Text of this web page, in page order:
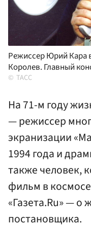
Режиссер Юрий Кара
Королев. Главный
ТАСС
На 71-м году
— режиссер
экранизации
1994 года и
также человек,
фильм в
«Газета.Ru» — о
постановщика.